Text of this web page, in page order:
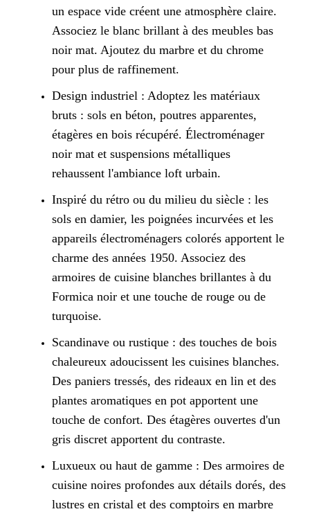
un espace vide créent une atmosphère claire.
Associez le blanc brillant à des meubles bas
noir mat. Ajoutez du marbre et du chrome
pour plus de raffinement.
Design industriel : Adoptez les matériaux
bruts : sols en béton, poutres apparentes,
étagères en bois récupéré. Électroménager
noir mat et suspensions métalliques
rehaussent l'ambiance loft urbain.
Inspiré du rétro ou du milieu du siècle : les
sols en damier, les poignées incurvées et les
appareils électroménagers colorés apportent le
charme des années 1950. Associez des
armoires de cuisine blanches brillantes à du
Formica noir et une touche de rouge ou de
turquoise.
Scandinave ou rustique : des touches de bois
chaleureux adoucissent les cuisines blanches.
Des paniers tressés, des rideaux en lin et des
plantes aromatiques en pot apportent une
touche de confort. Des étagères ouvertes d'un
gris discret apportent du contraste.
Luxueux ou haut de gamme : Des armoires de
cuisine noires profondes aux détails dorés, des
lustres en cristal et des comptoirs en marbre